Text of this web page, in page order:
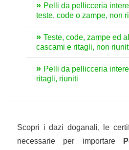
Pelli da pellicceria
teste, code o zampe, non
Teste, code, zampe ed
cascami e ritagli, non
Pelli da pellicceria
ritagli, riuniti
Scopri i dazi doganali, le
necessarie per importare